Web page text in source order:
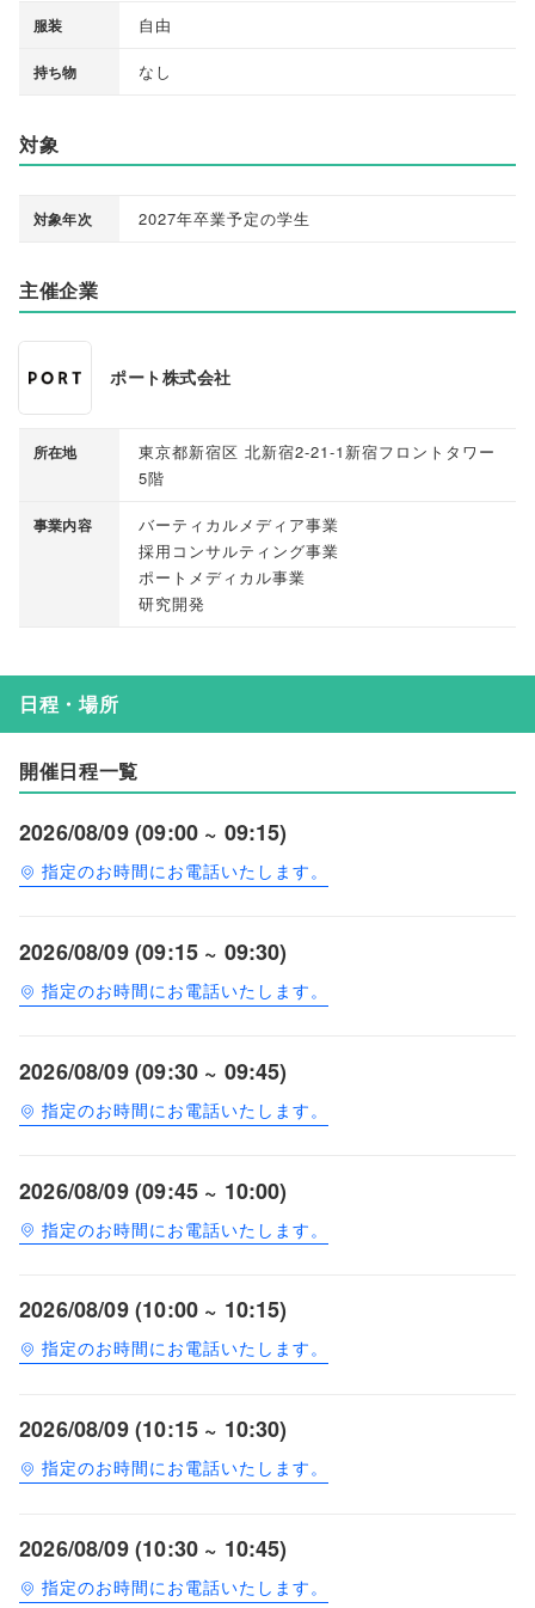
服装 自由
持ち物 なし
対象
対象年次 2027年卒業予定の学生
主催企業
ポート株式会社
所在地
東京都新宿区 北新宿2-21-1新宿フロントタワー
5階
事業内容
バーティカルメディア事業
採用コンサルティング事業
ポートメディカル事業
研究開発
日程・場所
開催日程一覧
2026/08/09 (09:00 ~ 09:15)
指定のお時間にお電話いたします。
2026/08/09 (09:15 ~ 09:30)
指定のお時間にお電話いたします。
2026/08/09 (09:30 ~ 09:45)
指定のお時間にお電話いたします。
2026/08/09 (09:45 ~ 10:00)
指定のお時間にお電話いたします。
2026/08/09 (10:00 ~ 10:15)
指定のお時間にお電話いたします。
2026/08/09 (10:15 ~ 10:30)
指定のお時間にお電話いたします。
2026/08/09 (10:30 ~ 10:45)
指定のお時間にお電話いたします。